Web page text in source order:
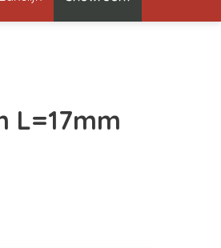
L=17mm